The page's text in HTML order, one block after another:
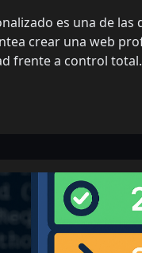
es una de las
crear una web
frente a control